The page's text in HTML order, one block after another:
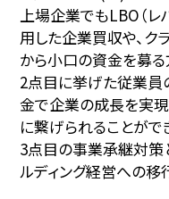
上場企業でもLBO（レ
用した企業買収や、ク
から小口の資金を募る
2点目に挙げた従業員
金で企業の成長を実現
に繋げられることがで
3点目の事業承継対策
ルディング経営への移